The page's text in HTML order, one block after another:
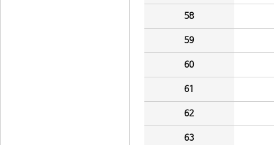
58
59
60
61
62
63